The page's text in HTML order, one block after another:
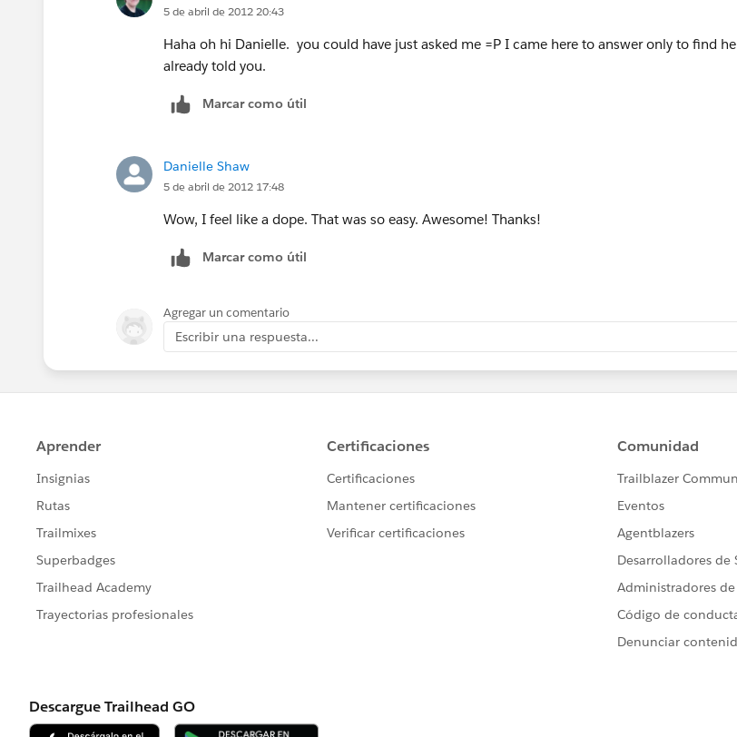
5 de abril de 2012 20:43
Haha oh hi Danielle. you could have just asked me =P I came here to answer only to find he
already told you.
Marcar como útil
Danielle Shaw
5 de abril de 2012 17:48
Wow, I feel like a dope. That was so easy. Awesome! Thanks!
Marcar como útil
Agregar un comentario
Escribir una respuesta...